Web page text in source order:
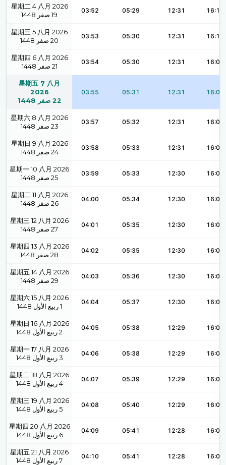
星期二 4 八月 2026
1448 صفر 19
03:52 05:29 12:31 16:10
星期三 5 八月 2026
1448 صفر 20
03:53 05:30 12:31 16:10
星期四 6 八月 2026
1448 صفر 21
03:54 05:30 12:31 16:09
星期五 7 八月
2026
1448 صفر 22
03:55 05:31 12:31 16:09
星期六 8 八月 2026
1448 صفر 23
03:57 05:32 12:31 16:09
星期日 9 八月 2026
1448 صفر 24
03:58 05:33 12:31 16:08
星期一 10 八月 2026
1448 صفر 25
03:59 05:33 12:30 16:08
星期二 11 八月 2026
1448 صفر 26
04:00 05:34 12:30 16:08
星期三 12 八月 2026
1448 صفر 27
04:01 05:35 12:30 16:07
星期四 13 八月 2026
1448 صفر 28
04:02 05:35 12:30 16:07
星期五 14 八月 2026
1448 صفر 29
04:03 05:36 12:30 16:07
星期六 15 八月 2026
1448 ربيع الأول 1
04:04 05:37 12:30 16:06
星期日 16 八月 2026
1448 ربيع الأول 2
04:05 05:38 12:29 16:06
星期一 17 八月 2026
1448 ربيع الأول 3
04:06 05:38 12:29 16:05
星期二 18 八月 2026
1448 ربيع الأول 4
04:07 05:39 12:29 16:05
星期三 19 八月 2026
1448 ربيع الأول 5
04:08 05:40 12:29 16:04
星期四 20 八月 2026
1448 ربيع الأول 6
04:09 05:41 12:28 16:04
星期五 21 八月 2026
1448 ربيع الأول 7
04:10 05:41 12:28 16:03